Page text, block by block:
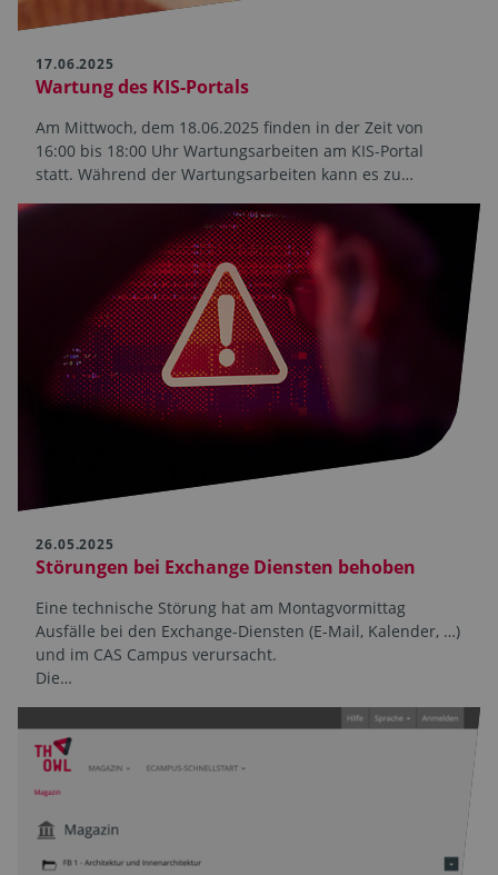
17.06.2025
Wartung des KIS-Portals
Am Mittwoch, dem 18.06.2025 finden in der Zeit von
16:00 bis 18:00 Uhr Wartungsarbeiten am KIS-Portal
statt. Während der Wartungsarbeiten kann es zu…
26.05.2025
Störungen bei Exchange Diensten behoben
Eine technische Störung hat am Montagvormittag
Ausfälle bei den Exchange-Diensten (E-Mail, Kalender, …)
und im CAS Campus verursacht.
Die…